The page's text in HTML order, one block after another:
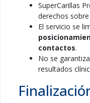
SuperCarillas
derechos
El servicio se
contactos.
No se
resultados